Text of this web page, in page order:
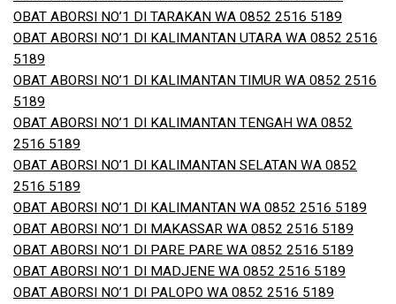
OBAT ABORSI NO’1 DI TARAKAN WA 0852 2516 5189
OBAT ABORSI NO’1 DI KALIMANTAN UTARA WA 0852 2516
5189
OBAT ABORSI NO’1 DI KALIMANTAN TIMUR WA 0852 2516
5189
OBAT ABORSI NO’1 DI KALIMANTAN TENGAH WA 0852
2516 5189
OBAT ABORSI NO’1 DI KALIMANTAN SELATAN WA 0852
2516 5189
OBAT ABORSI NO’1 DI KALIMANTAN WA 0852 2516 5189
OBAT ABORSI NO’1 DI MAKASSAR WA 0852 2516 5189
OBAT ABORSI NO’1 DI PARE PARE WA 0852 2516 5189
OBAT ABORSI NO’1 DI MADJENE WA 0852 2516 5189
OBAT ABORSI NO’1 DI PALOPO WA 0852 2516 5189